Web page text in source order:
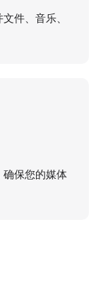
件、音乐、
保您的媒体